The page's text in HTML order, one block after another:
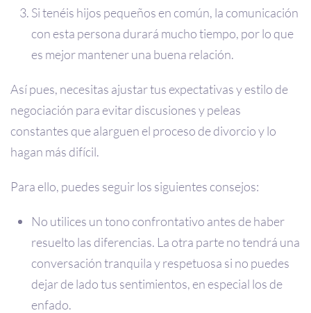
Si tenéis hijos pequeños en común, la comunicación
con esta persona durará mucho tiempo, por lo que
es mejor mantener una buena relación.
Así pues, necesitas ajustar tus expectativas y estilo de
negociación para evitar discusiones y peleas
constantes que alarguen el proceso de divorcio y lo
hagan más difícil.
Para ello, puedes seguir los siguientes consejos:
No utilices un tono confrontativo antes de haber
resuelto las diferencias. La otra parte no tendrá una
conversación tranquila y respetuosa si no puedes
dejar de lado tus sentimientos, en especial los de
enfado.